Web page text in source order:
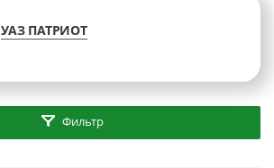
УАЗ ПАТРИОТ
Фильтр